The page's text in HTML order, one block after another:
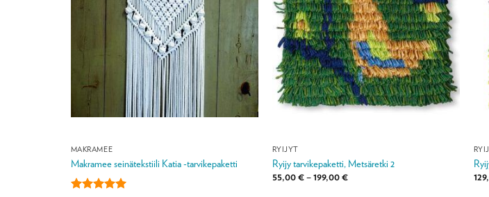
MAKRAMEE
Makramee seinätekstiili Katia -tarvikepaketti
RYIJYT
Ryijy tarvikepaketti, Metsäretki 2
55,00€–199,00€Hintaluokka: